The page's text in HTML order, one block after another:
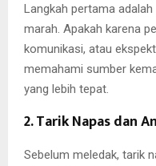
Langkah pertama
marah. Apakah karena
komunikasi, atau
memahami sumber
yang lebih tepat.
2. Tarik Napas dan
Sebelum meledak, tarik